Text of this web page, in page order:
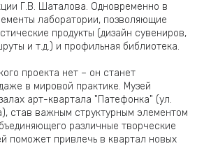
Г.В. Шаталова. Одновременно в
лаборатории, позволяющие
продукты (дизайн сувениров,
и т.д.) и профильная библиотека.
проекта нет – он станет
в мировой практике. Музей
арт-квартала "Патефонка" (ул.
став важным структурным элементом
различные творческие
поможет привлечь в квартал новых